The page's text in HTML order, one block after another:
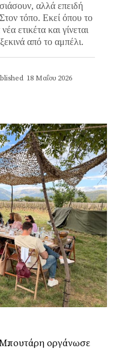
αλλά επειδή
τόπο. Εκεί όπου το
ετικέτα και γίνεται
από το αμπέλι.
18 Μαΐου 2026
Μπουτάρη οργάνωσε